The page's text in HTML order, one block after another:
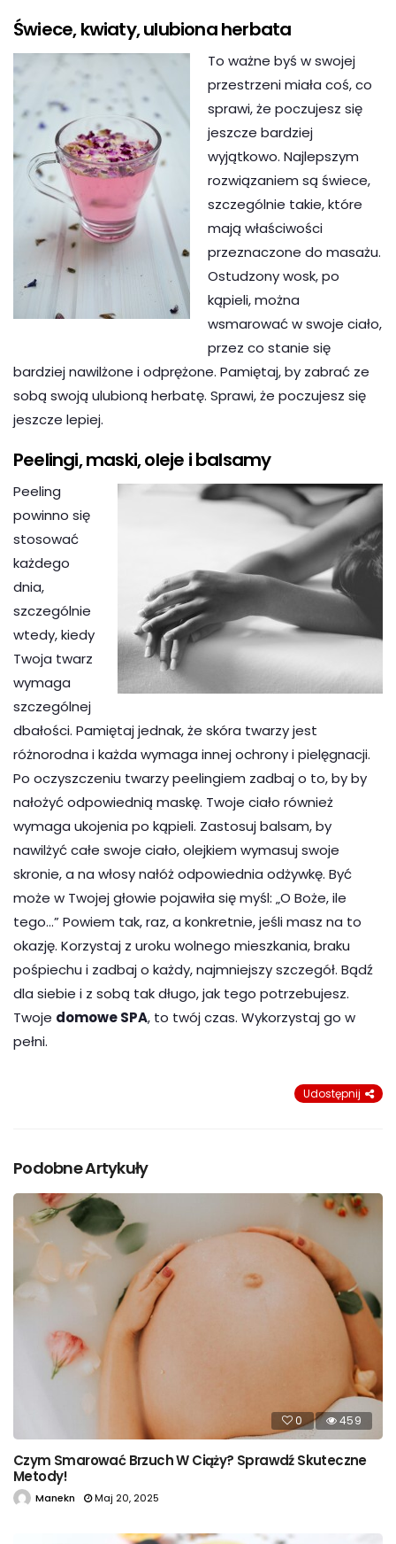
Świece, kwiaty, ulubiona herbata
To ważne byś w swojej
przestrzeni miała coś, co
sprawi, że poczujesz się
jeszcze bardziej
wyjątkowo. Najlepszym
rozwiązaniem są świece,
szczególnie takie, które
mają właściwości
przeznaczone do masażu.
Ostudzony wosk, po
kąpieli, można
wsmarować w swoje ciało,
przez co stanie się
bardziej nawilżone i odprężone. Pamiętaj, by zabrać ze
sobą swoją ulubioną herbatę. Sprawi, że poczujesz się
jeszcze lepiej.
Peelingi, maski, oleje i balsamy
Peeling
powinno się
stosować
każdego
dnia,
szczególnie
wtedy, kiedy
Twoja twarz
wymaga
szczególnej
dbałości. Pamiętaj jednak, że skóra twarzy jest
różnorodna i każda wymaga innej ochrony i pielęgnacji.
Po oczyszczeniu twarzy peelingiem zadbaj o to, by by
nałożyć odpowiednią maskę. Twoje ciało również
wymaga ukojenia po kąpieli. Zastosuj balsam, by
nawilżyć całe swoje ciało, olejkiem wymasuj swoje
skronie, a na włosy nałóż odpowiednia odżywkę. Być
może w Twojej głowie pojawiła się myśl: „O Boże, ile
tego…” Powiem tak, raz, a konkretnie, jeśli masz na to
okazję. Korzystaj z uroku wolnego mieszkania, braku
pośpiechu i zadbaj o każdy, najmniejszy szczegół. Bądź
dla siebie i z sobą tak długo, jak tego potrzebujesz.
Twoje domowe SPA, to twój czas. Wykorzystaj go w
pełni.
Udostępnij
Podobne Artykuły
0 459
Czym Smarować Brzuch W Ciąży? Sprawdź Skuteczne
Metody!
Manekn Maj 20, 2025